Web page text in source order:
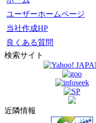
ユーザーホームページ
当社作成HP
良くある質問
検索サイト
近隣情報